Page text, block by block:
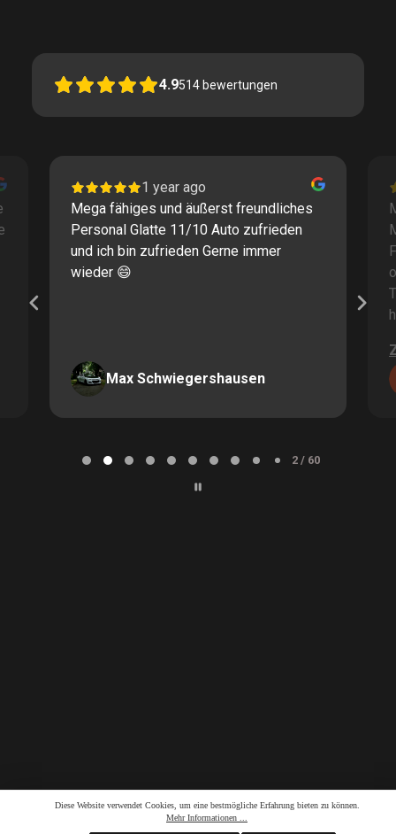
Diese Website verwendet Cookies, um eine bestmögliche Erfahrung bieten zu können.
Mehr Informationen ...
4.9514 bewertungen
1 year ago
Mega fähiges und äußerst freundliches
Personal Glatte 11/10 Auto zufrieden
und ich bin zufrieden Gerne immer
wieder 😄
Max Schwiegershausen
2 / 60